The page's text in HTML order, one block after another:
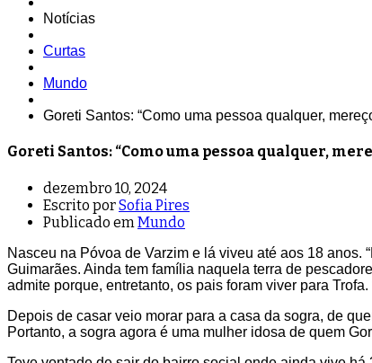
Notícias
Curtas
Mundo
Goreti Santos: “Como uma pessoa qualquer,
Goreti Santos: “Como uma pessoa qualquer,
dezembro 10, 2024
Escrito porSofia Pires
Publicado em Mundo
Nasceu na Póvoa de Varzim e lá viveu até aos 18 anos.
Guimarães. Ainda tem família naquela terra de
admite porque, entretanto, os pais foram viver para
Depois de casar veio morar para a casa da sogra, de
Portanto, a sogra agora é uma mulher idosa de quem